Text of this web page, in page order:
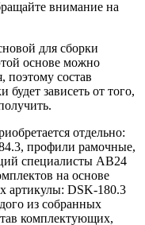
внимание на
для сборки
основе можно
поэтому состав
зависеть от того,
отдельно:
профили рамочные,
специалисты АВ24
на основе
артикулы: DSK-180.3
из собранных
комплектующих,